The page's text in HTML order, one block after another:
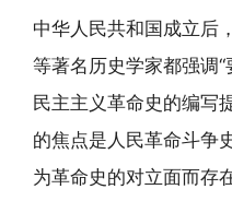
中华人民共和国成立后
等著名历史学家都强调
民主主义革命史的编写
的焦点是人民革命斗争
为革命史的对立面而存